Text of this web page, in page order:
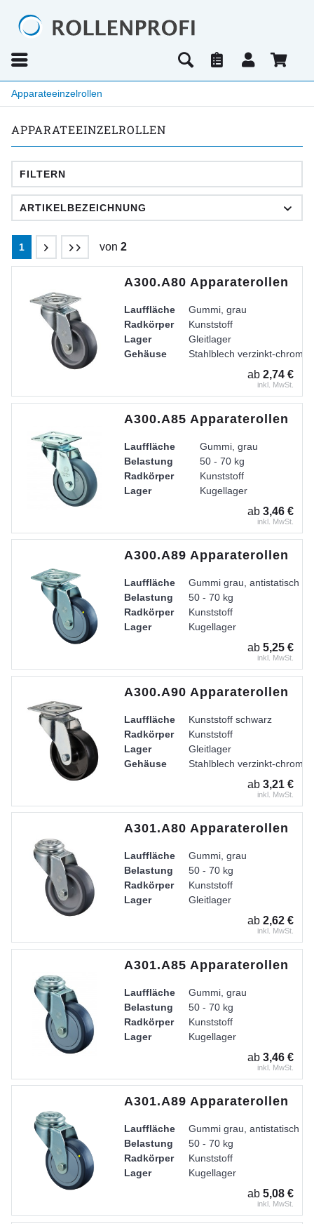
Apparateeinzelrollen
APPARATEEINZELROLLEN
FILTERN
1 von 2
A300.A80 Apparaterollen
Lauffläche
Gummi, grau
Radkörper
Kunststoff
Lager
Gleitlager
Gehäuse
Stahlblech verzinkt-
ab 2,74 €
inkl. MwSt.
A300.A85 Apparaterollen
Lauffläche
Gummi, grau
Belastung
50 - 70 kg
Radkörper
Kunststoff
Lager
Kugellager
Gabel aus Stahlblech
ab 3,46 €
inkl. MwSt.
A300.A89 Apparaterollen
Lauffläche
Gummi grau, antistatisch
Belastung
50 - 70 kg
Radkörper
Kunststoff
Lager
Kugellager
ab 5,25 €
inkl. MwSt.
A300.A90 Apparaterollen
Lauffläche
Kunststoff schwarz
Radkörper
Kunststoff
Lager
Gleitlager
Gehäuse
Stahlblech verzinkt-
ab 3,21 €
inkl. MwSt.
A301.A80 Apparaterollen
Lauffläche
Gummi, grau
Belastung
50 - 70 kg
Radkörper
Kunststoff
Lager
Gleitlager
Stahlblech verzinkt-
ab 2,62 €
inkl. MwSt.
A301.A85 Apparaterollen
Lauffläche
Gummi, grau
Belastung
50 - 70 kg
Radkörper
Kunststoff
Lager
Kugellager
Stahlblech verzinkt-
ab 3,46 €
inkl. MwSt.
A301.A89 Apparaterollen
Lauffläche
Gummi grau, antistatisch
Belastung
50 - 70 kg
Radkörper
Kunststoff
Lager
Kugellager
ab 5,08 €
inkl. MwSt.